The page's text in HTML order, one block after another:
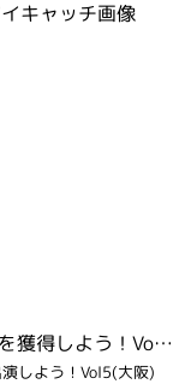
ライバー事務所DAG オリジナル楽曲を獲得しよう！Vol２（2026年2月～3月開催）
しよう！Vol5(大阪)